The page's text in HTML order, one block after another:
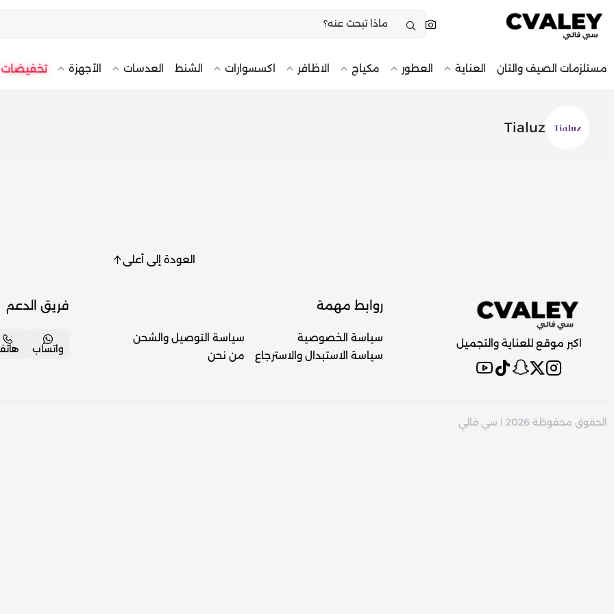
مستلزمات الصيف والتان العناية العطور مكياج الاظافر اكسسوارات الشنط العدسات الأجهزة تخفيضات
Tialuz
العودة إلى أعلى
اكبر موقع للعناية والتجميل
روابط مهمة
سياسة الخصوصية
سياسة الاستبدال والاسترجاع
سياسة التوصيل والشحن
من نحن
فريق الدعم
واتساب
الحقوق محفوظة 2026 | سي فالي